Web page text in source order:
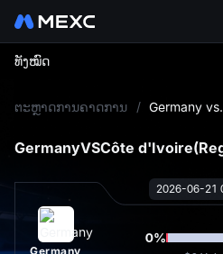
ທັງໝົດ
ຕະຫຼາດການຄາດການ / Germany
GermanyVSCôte d'Ivoire
2026-06-21
Germany
0%